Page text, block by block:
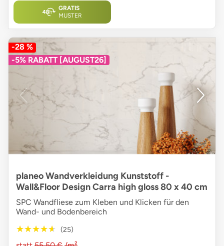
GRATIS
MUSTER
-28 %
-5% RABATT [AUGUST26]
planeo Wandverkleidung Kunststoff -
Wall&Floor Design Carra high gloss 80 x 40 cm
SPC Wandfliese zum Kleben und Klicken für den
Wand- und Bodenbereich
★★★★★
★★★★★ (25)